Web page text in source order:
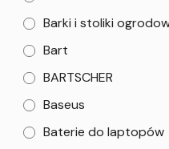
Barki i stoliki
Bart
BARTSCHER
Baseus
Baterie do laptopów